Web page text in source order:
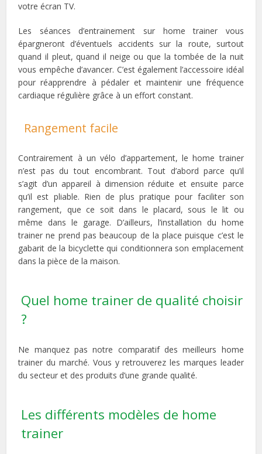
votre écran TV.
Les séances d’entrainement sur home trainer vous
épargneront d’éventuels accidents sur la route, surtout
quand il pleut, quand il neige ou que la tombée de la nuit
vous empêche d’avancer. C’est également l’accessoire idéal
pour réapprendre à pédaler et maintenir une fréquence
cardiaque régulière grâce à un effort constant.
Rangement facile
Contrairement à un vélo d’appartement, le home trainer
n’est pas du tout encombrant. Tout d’abord parce qu’il
s’agit d’un appareil à dimension réduite et ensuite parce
qu’il est pliable. Rien de plus pratique pour faciliter son
rangement, que ce soit dans le placard, sous le lit ou
même dans le garage. D’ailleurs, l’installation du home
trainer ne prend pas beaucoup de la place puisque c’est le
gabarit de la bicyclette qui conditionnera son emplacement
dans la pièce de la maison.
Quel home trainer de qualité choisir
?
Ne manquez pas notre comparatif des meilleurs home
trainer du marché. Vous y retrouverez les marques leader
du secteur et des produits d’une grande qualité.
Les différents modèles de home
trainer